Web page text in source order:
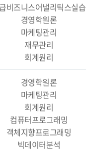
비즈니스어낼리틱스실습
경영학원론
마케팅관리
재무관리
회계원리
경영학원론
마케팅관리
회계원리
컴퓨터프로그래밍
객체지향프로그래밍
빅데이터분석